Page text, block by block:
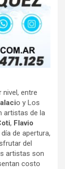
entre
o y Los
artistas de la
, Flavio
día de apertura,
del
artistas son
costo